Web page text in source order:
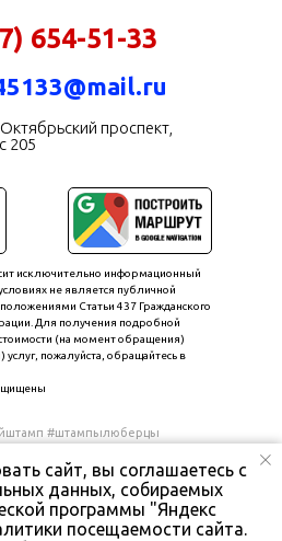
654-51-33
проспект,
205
#штампылюберцы
исключительно информационный
не является публичной
Статьи 437 Гражданского
Для получения подробной
(на момент обращения)
пожалуйста, обращайтесь в
персональных данных
Телеграм
сайт, вы соглашаетесь с
данных, собираемых
программы "Яндекс
посещаемости сайта.